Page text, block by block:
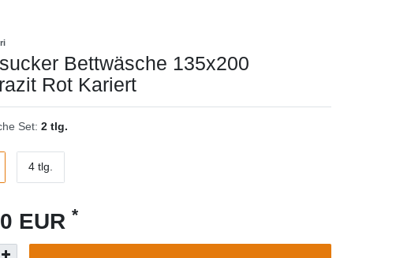
Bettwäsche 135x200
Rot Kariert
Set: 2 tlg.
4 tlg.
EUR *